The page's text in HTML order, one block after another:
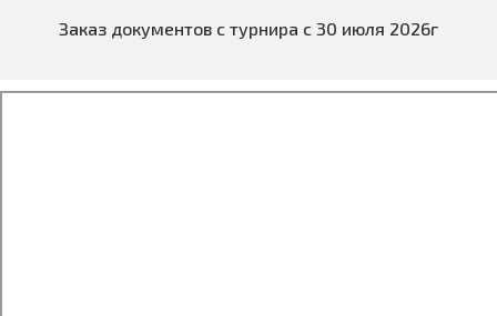
Заказ документов с турнира с 30 июля 2026г